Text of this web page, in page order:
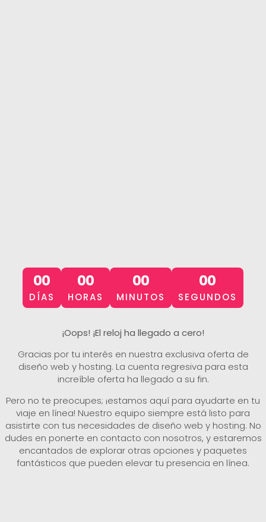
00
DÍAS
00
HORAS
00
MINUTOS
00
SEGUNDOS
¡Oops! ¡El reloj ha llegado a cero!
Gracias por tu interés en nuestra exclusiva oferta de
diseño web y hosting. La cuenta regresiva para esta
increíble oferta ha llegado a su fin.
Pero no te preocupes; ¡estamos aquí para ayudarte en tu
viaje en línea! Nuestro equipo siempre está listo para
asistirte con tus necesidades de diseño web y hosting. No
dudes en ponerte en contacto con nosotros, y estaremos
encantados de explorar otras opciones y paquetes
fantásticos que pueden elevar tu presencia en línea.